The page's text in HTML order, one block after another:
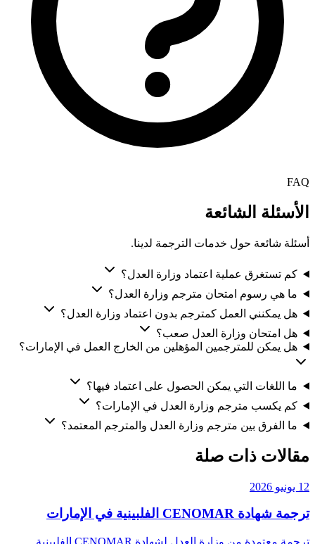
FAQ
الأسئلة الشائعة
أسئلة شائعة حول خدمات الترجمة لدينا.
كم تستغرق عملية اعتماد وزارة العدل؟
ما هي رسوم امتحان مترجم وزارة العدل؟
هل يمكنني العمل كمترجم بدون اعتماد وزارة العدل؟
هل امتحان وزارة العدل صعب؟
هل يمكن للمترجمين المؤهلين من الخارج العمل في الإمارات؟
ما اللغات التي يمكن الحصول على اعتماد فيها؟
كم يكسب مترجم وزارة العدل في الإمارات؟
ما الفرق بين مترجم وزارة العدل والمترجم المعتمد؟
مقالات ذات صلة
12 يونيو 2026
ترجمة شهادة CENOMAR الفلبينية في الإمارات
ترجمة معتمدة من وزارة العدل لشهادة CENOMAR الفلبينية